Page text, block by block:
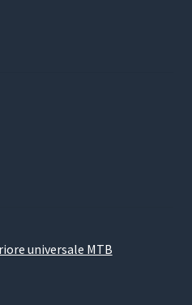
universale MTB